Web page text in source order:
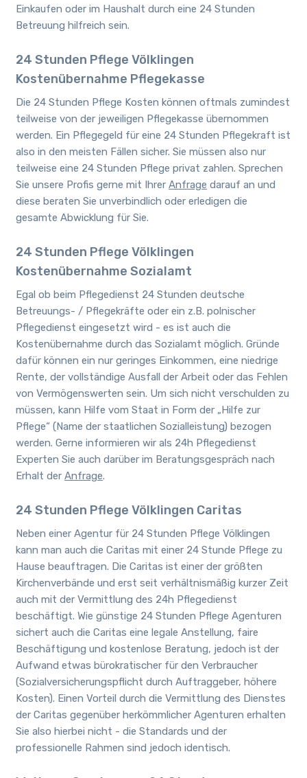
Einkaufen oder im Haushalt durch eine 24 Stunden
Betreuung hilfreich sein.
24 Stunden Pflege Völklingen
Kostenübernahme Pflegekasse
Die 24 Stunden Pflege Kosten können oftmals zumindest
teilweise von der jeweiligen Pflegekasse übernommen
werden. Ein Pflegegeld für eine 24 Stunden Pflegekraft ist
also in den meisten Fällen sicher. Sie müssen also nur
teilweise eine 24 Stunden Pflege privat zahlen. Sprechen
Sie unsere Profis gerne mit Ihrer Anfrage darauf an und
diese beraten Sie unverbindlich oder erledigen die
gesamte Abwicklung für Sie.
24 Stunden Pflege Völklingen
Kostenübernahme Sozialamt
Egal ob beim Pflegedienst 24 Stunden deutsche
Betreuungs- / Pflegekräfte oder ein z.B. polnischer
Pflegedienst eingesetzt wird - es ist auch die
Kostenübernahme durch das Sozialamt möglich. Gründe
dafür können ein nur geringes Einkommen, eine niedrige
Rente, der vollständige Ausfall der Arbeit oder das Fehlen
von Vermögenswerten sein. Um sich nicht verschulden zu
müssen, kann Hilfe vom Staat in Form der „Hilfe zur
Pflege“ (Name der staatlichen Sozialleistung) bezogen
werden. Gerne informieren wir als 24h Pflegedienst
Experten Sie auch darüber im Beratungsgespräch nach
Erhalt der Anfrage.
24 Stunden Pflege Völklingen Caritas
Neben einer Agentur für 24 Stunden Pflege Völklingen
kann man auch die Caritas mit einer 24 Stunde Pflege zu
Hause beauftragen. Die Caritas ist einer der größten
Kirchenverbände und erst seit verhältnismäßig kurzer Zeit
auch mit der Vermittlung des 24h Pflegedienst
beschäftigt. Wie günstige 24 Stunden Pflege Agenturen
sichert auch die Caritas eine legale Anstellung, faire
Beschäftigung und kostenlose Beratung, jedoch ist der
Aufwand etwas bürokratischer für den Verbraucher
(Sozialversicherungspflicht durch Auftraggeber, höhere
Kosten). Einen Vorteil durch die Vermittlung des Dienstes
der Caritas gegenüber herkömmlicher Agenturen erhalten
Sie also hierbei nicht - die Standards und der
professionelle Rahmen sind jedoch identisch.